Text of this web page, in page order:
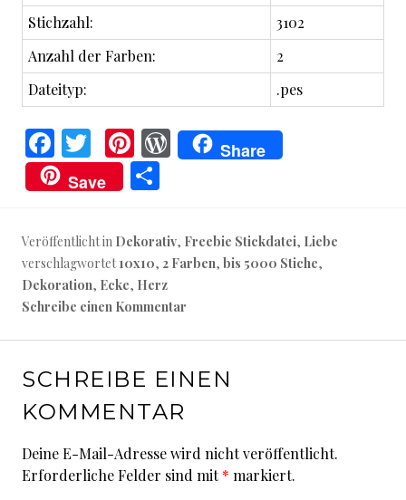
Stichzahl:
3102
Anzahl der Farben:
2
Dateityp:
.pes
F
a
ce
b
o
o
k
T
w
it
te
r
Pi
nt
er
es
t
W
o
d
P
ss
Share
Save
le
n
Veröffentlicht in Dekorativ, Freebie Stickdatei, Liebe
verschlagwortet10x10, 2 Farben, bis 5000 Stiche,
Dekoration, Ecke, Herz
Schreibe einen Kommentar
SCHREIBE EINEN
KOMMENTAR
Deine E-Mail-Adresse wird nicht veröffentlicht.
Erforderliche Felder sind mit* markiert.